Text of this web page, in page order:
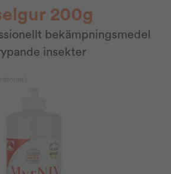
200g
bekämpningsmedel
insekter